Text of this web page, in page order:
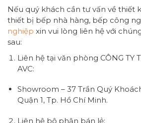
Nếu quý khách cần tư vấn về thiết
thiết bị bếp nhà hàng, bếp công
nghiệp xin vui lòng liên hệ với
sau:
Liên hệ tại văn phòng CÔNG TY
AVC:
Showroom – 37 Trần Quý
Quận 1, Tp. Hồ Chí Minh.
Liên hệ bộ phận bán lẻ: